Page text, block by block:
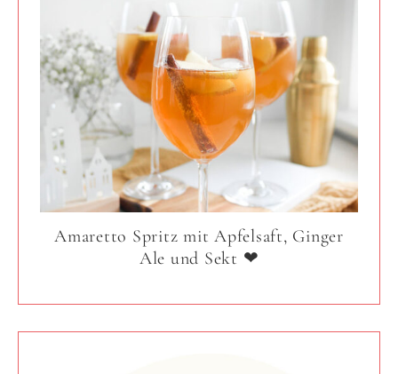
Amaretto Spritz mit Apfelsaft, Ginger
Ale und Sekt ❤